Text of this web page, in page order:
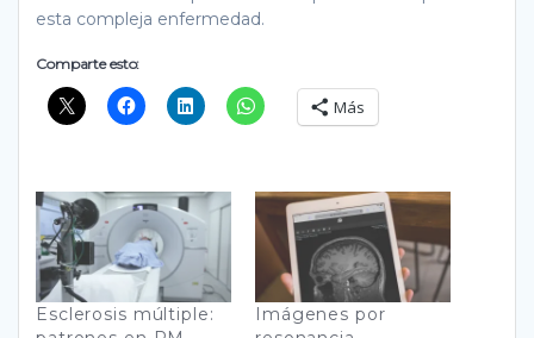
esta compleja enfermedad.
Comparte esto:
Más
Esclerosis múltiple:
Imágenes por